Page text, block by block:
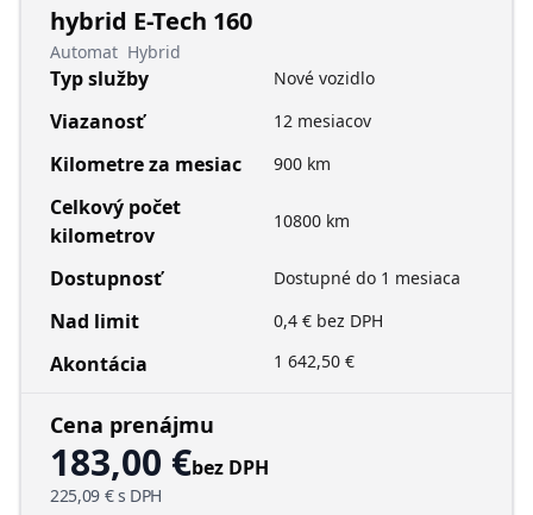
hybrid E-Tech 160
Automat Hybrid
Typ služby Nové vozidlo
Viazanosť 12 mesiacov
Kilometre za mesiac 900 km
Celkový počet
kilometrov
10800 km
Dostupnosť Dostupné do 1 mesiaca
Nad limit 0,4 € bez DPH
Akontácia 1 642,50 €
Cena prenájmu
183,00 €bez DPH
225,09 €s DPH